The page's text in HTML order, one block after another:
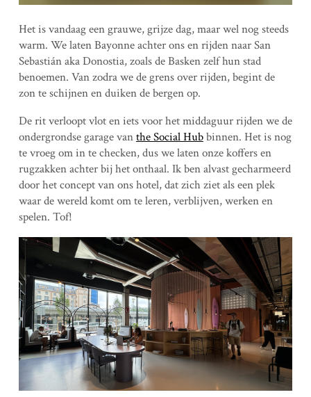
Het is vandaag een grauwe, grijze dag, maar wel nog steeds
warm. We laten Bayonne achter ons en rijden naar San
Sebastián aka Donostia, zoals de Basken zelf hun stad
benoemen. Van zodra we de grens over rijden, begint de
zon te schijnen en duiken de bergen op.
De rit verloopt vlot en iets voor het middaguur rijden we de
ondergrondse garage vanthe Social Hubbinnen. Het is nog
te vroeg om in te checken, dus we laten onze koffers en
rugzakken achter bij het onthaal. Ik ben alvast gecharmeerd
door het concept van ons hotel, dat zich ziet als een plek
waar de wereld komt om te leren, verblijven, werken en
spelen. Tof!